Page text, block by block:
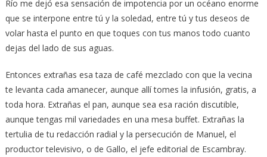
Río me dejó esa sensación de impotencia por un océano enorme
que se interpone entre tú y la soledad, entre tú y tus deseos de
volar hasta el punto en que toques con tus manos todo cuanto
dejas del lado de sus aguas.
Entonces extrañas esa taza de café mezclado con que la vecina
te levanta cada amanecer, aunque allí tomes la infusión, gratis, a
toda hora. Extrañas el pan, aunque sea esa ración discutible,
aunque tengas mil variedades en una mesa buffet. Extrañas la
tertulia de tu redacción radial y la persecución de Manuel, el
productor televisivo, o de Gallo, el jefe editorial de Escambray.